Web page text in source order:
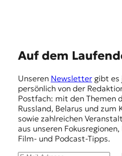
Auf dem
Unseren Newslettergibt es
persönlich von der
Postfach: mit den Themen
Russland, Belarus und zum
sowie zahlreichen
aus unseren
Film- und Podcast-Tipps.